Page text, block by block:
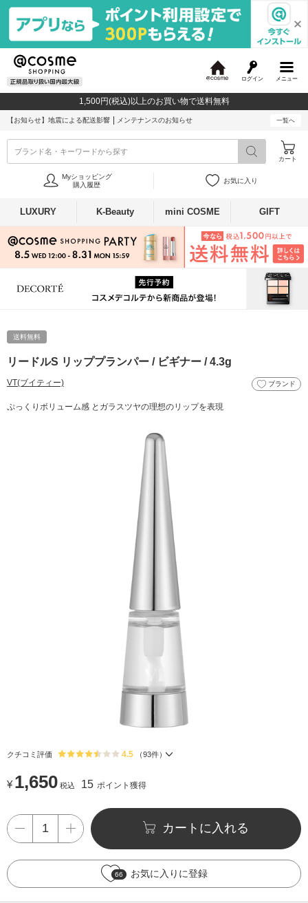
メニュー
ログイン
c
o
1,500円(税込)以上のお買い物で送料無料
【お知らせ】 地震による配送影響 メンテナンスのお知らせ 一覧へ
ブランド名・キーワードから探す
カート
Myショッピング
購入履歴
お気に入り
LUXURY K-Beauty mini COSME GIFT
送料無料
リードルS リッププランパー / ビギナー / 4.3g
VT(ブイティー) ブランド
ぷっくりボリューム感 とガラスツヤの理想のリップを表現
クチコミ評価 4.5 （93件）
¥ 1,650 税込 15 ポイント獲得
カートに入れる
66 お気に入りに登録